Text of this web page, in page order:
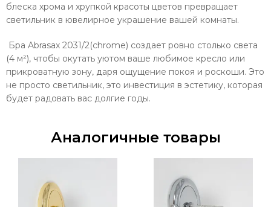
блеска хрома и хрупкой красоты цветов превращает
светильник в ювелирное украшение вашей комнаты.
Бра Abrasax 2031/2(chrome) создает ровно столько света
(4 м²), чтобы окутать уютом ваше любимое кресло или
прикроватную зону, даря ощущение покоя и роскоши. Это
не просто светильник, это инвестиция в эстетику, которая
будет радовать вас долгие годы.
Аналогичные товары